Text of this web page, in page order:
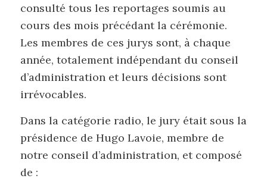
consulté tous les reportages soumis au
cours des mois précédant la cérémonie.
Les membres de ces jurys sont, à chaque
année, totalement indépendant du conseil
d’administration et leurs décisions sont
irrévocables.
Dans la catégorie radio, le jury était sous la
présidence de Hugo Lavoie, membre de
notre conseil d’administration, et composé
de :